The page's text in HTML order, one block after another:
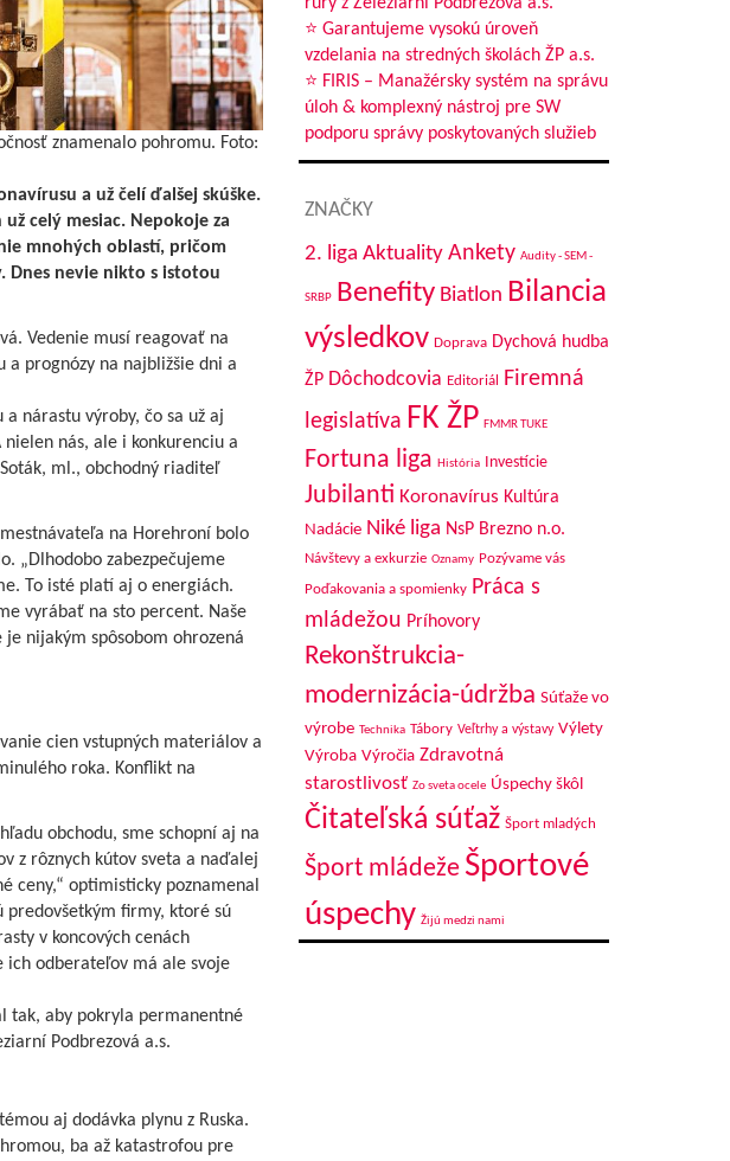
potešili na
v Osrblí
rovnodennosť
súťažnej krížovky
lístok 28. 3. – 10. 4. 2022
aktuálnej situácii na
je panika zbytočná
znamenalo pohromu. Foto:
a už čelí ďalšej skúške.
celý mesiac. Nepokoje za
mnohých oblastí, pričom
Dnes nevie nikto s istotou
Vedenie musí reagovať na
a prognózy na najbližšie dni a
nárastu výroby, čo sa už aj
nás, ale i konkurenciu a
ml., obchodný riaditeľ
na Horehroní bolo
„Dlhodobo zabezpečujeme
To isté platí aj o energiách.
vyrábať na sto percent. Naše
nijakým spôsobom ohrozená
cien vstupných materiálov a
roka. Konflikt na
obchodu, sme schopní aj na
z rôznych kútov sveta a naďalej
ceny,“ optimisticky poznamenal
predovšetkým firmy, ktoré sú
v koncových cenách
ich odberateľov má ale svoje
tak, aby pokryla permanentné
Podbrezová a.s.
aj dodávka plynu z Ruska.
ba až katastrofou pre
⭐ Garantujeme vysokú úroveň
vzdelania na stredných školách ŽP a.s.
⭐ FIRIS – Manažérsky systém na správu
úloh & komplexný nástroj pre SW
podporu správy poskytovaných služieb
ZNAČKY
2. liga Aktuality Ankety Audity - SEM -
SRBP Benefity Biatlon Bilancia
výsledkov Doprava Dychová hudba
ŽP Dôchodcovia Editoriál
Firemná
legislatíva FK ŽP FMMR TUKE
Fortuna liga História Investície
Jubilanti Koronavírus Kultúra
Nadácie Niké liga NsP Brezno n.o.
Návštevy a exkurzie Oznamy Pozývame vás
Poďakovania a spomienky Práca s
mládežou Príhovory
Rekonštrukcia-
modernizácia-údržba Súťaže vo
výrobe Technika Tábory Veľtrhy a výstavy Výlety
Výroba Výročia Zdravotná
starostlivosť Zo sveta ocele Úspechy škôl
Čitateľská súťaž Šport mladých
Šport mládeže Športové
úspechy Žijú medzi nami